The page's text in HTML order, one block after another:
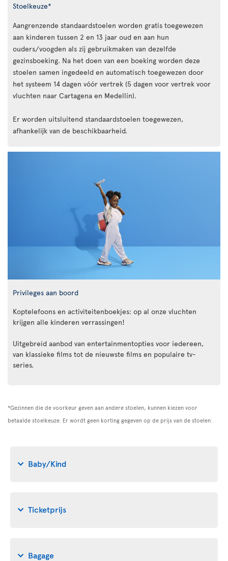
Stoelkeuze*
Aangrenzende standaardstoelen worden gratis toegewezen
aan kinderen tussen 2 en 13 jaar oud en aan hun
ouders/voogden als zij gebruikmaken van dezelfde
gezinsboeking. Na het doen van een boeking worden deze
stoelen samen ingedeeld en automatisch toegewezen door
het systeem 14 dagen vóór vertrek (5 dagen voor vertrek voor
vluchten naar Cartagena en Medellín).
Er worden uitsluitend standaardstoelen toegewezen,
afhankelijk van de beschikbaarheid.
Privileges aan boord
Koptelefoons en activiteitenboekjes: op al onze vluchten
krijgen alle kinderen verrassingen!
Uitgebreid aanbod van entertainmentopties voor iedereen,
van klassieke films tot de nieuwste films en populaire tv-
series.
*Gezinnen die de voorkeur geven aan andere stoelen, kunnen kiezen voor
betaalde stoelkeuze. Er wordt geen korting gegeven op de prijs van de stoelen.
Baby/Kind
Ticketprijs
Bagage